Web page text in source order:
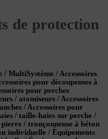
de protection
/ MultiSystème / Accessoires
pour découpeuses à
pour perches
/ atomiseurs / Accessoires
/ Accessoires pour
/ taille-haies sur perche /
/ tronçonneuse à béton
individuelle / Équipements